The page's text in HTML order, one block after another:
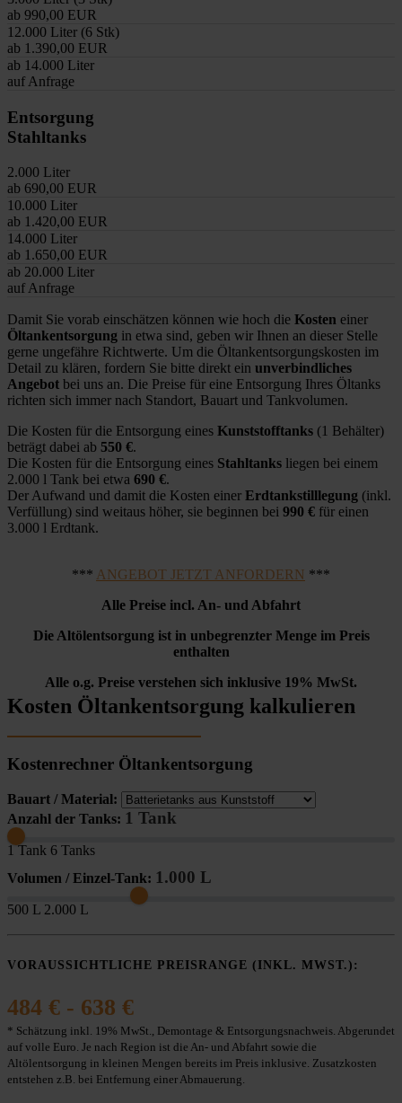
ab 990,00 EUR
12.000 Liter (6 Stk)
ab 1.390,00 EUR
ab 14.000 Liter
auf Anfrage
Entsorgung
Stahltanks
2.000 Liter
ab 690,00 EUR
10.000 Liter
ab 1.420,00 EUR
14.000 Liter
ab 1.650,00 EUR
ab 20.000 Liter
auf Anfrage
Damit Sie vorab einschätzen können wie hoch die Kosten einer
Öltankentsorgung in etwa sind, geben wir Ihnen an dieser Stelle
gerne ungefähre Richtwerte. Um die Öltankentsorgungskosten im
Detail zu klären, fordern Sie bitte direkt ein unverbindliches
Angebot bei uns an. Die Preise für eine Entsorgung Ihres Öltanks
richten sich immer nach Standort, Bauart und Tankvolumen.
Die Kosten für die Entsorgung eines Kunststofftanks (1 Behälter)
beträgt dabei ab 550 €.
Die Kosten für die Entsorgung eines Stahltanks liegen bei einem
2.000 l Tank bei etwa 690 €.
Der Aufwand und damit die Kosten einer Erdtankstilllegung (inkl.
Verfüllung) sind weitaus höher, sie beginnen bei 990 € für einen
3.000 l Erdtank.
*** ANGEBOT JETZT ANFORDERN ***
Alle Preise incl. An- und Abfahrt
Die Altölentsorgung ist in unbegrenzter Menge im Preis
enthalten
Alle o.g. Preise verstehen sich inklusive 19% MwSt.
Kosten Öltankentsorgung kalkulieren
Kostenrechner Öltankentsorgung
Bauart / Material:
Anzahl der Tanks: 1 Tank
1 Tank 6 Tanks
Volumen / Einzel-Tank: 1.000 L
500 L 2.000 L
VORAUSSICHTLICHE PREISRANGE (INKL. MWST.):
484 € - 638 €
* Schätzung inkl. 19% MwSt., Demontage & Entsorgungsnachweis. Abgerundet
auf volle Euro. Je nach Region ist die An- und Abfahrt sowie die
Altölentsorgung in kleinen Mengen bereits im Preis inklusive. Zusatzkosten
entstehen z.B. bei Entfernung einer Abmauerung.